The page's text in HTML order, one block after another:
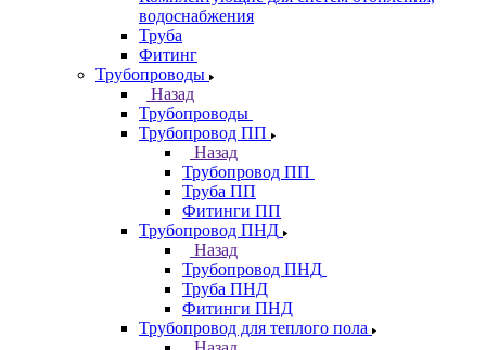
водоснабжения
Труба
Фитинг
Трубопроводы
Назад
Трубопроводы
Трубопровод ПП
Назад
Трубопровод ПП
Труба ПП
Фитинги ПП
Трубопровод ПНД
Назад
Трубопровод ПНД
Труба ПНД
Фитинги ПНД
Трубопровод для теплого пола